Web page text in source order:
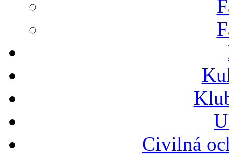
Civilná